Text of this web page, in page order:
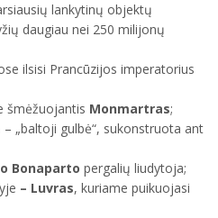
lankytinų objektų
daugiau nei 250 milijonų
ilsisi Prancūzijos imperatorius
šmėžuojantis Monmartras;
– „baltoji gulbė“, sukonstruota ant
Bonaparto pergalių liudytoja;
– Luvras, kuriame puikuojasi